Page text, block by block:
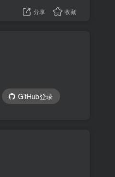
分享 收藏
GitHub登录